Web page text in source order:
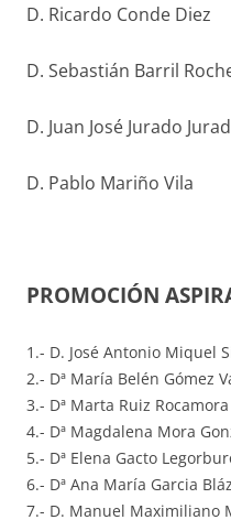
D. Ricardo Conde Diez
D. Sebastián Barril
D. Juan José Jurado
D. Pablo Mariño Vila
PROMOCIÓN
1.- D. José Antonio Miquel
2.- Dª María Belén Gómez
3.- Dª Marta Ruiz Rocamora
4.- Dª Magdalena Mora
5.- Dª Elena Gacto
6.- Dª Ana María Garcia
7.- D. Manuel Maximiliano